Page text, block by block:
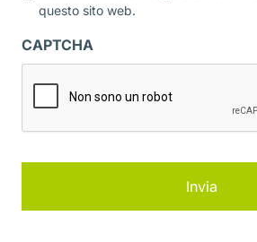
a
c
questo sito web.
CAPTCHA